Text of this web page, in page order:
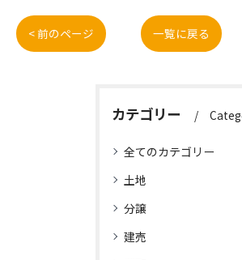
< 前のページ 一覧に戻る
カテゴリー
全てのカテゴリー
土地
分譲
建売